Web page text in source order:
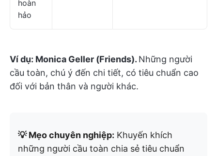
hoàn
hảo
Ví dụ: Monica Geller (Friends). Những người
cầu toàn, chú ý đến chi tiết, có tiêu chuẩn cao
đối với bản thân và người khác.
💡 Mẹo chuyên nghiệp: Khuyến khích
những người cầu toàn chia sẻ tiêu chuẩn